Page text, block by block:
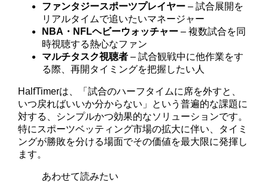
ファンタジースポーツプレイヤー – 試合展開を
リアルタイムで追いたいマネージャー
NBA・NFLヘビーウォッチャー – 複数試合を同
時視聴する熱心なファン
マルチタスク視聴者 – 試合観戦中に他作業をす
る際、再開タイミングを把握したい人
HalfTimerは、「試合のハーフタイムに席を外すと、
いつ戻ればいいか分からない」という普遍的な課題に
対する、シンプルかつ効果的なソリューションです。
特にスポーツベッティング市場の拡大に伴い、タイミ
ングが勝敗を分ける場面でその価値を最大限に発揮し
ます。
あわせて読みたい